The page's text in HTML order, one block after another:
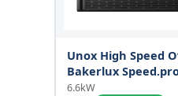
Unox High Speed
Bakerlux
Touchscreen |
6.6kW